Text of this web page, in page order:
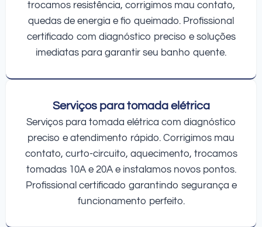
trocamos resistência, corrigimos mau contato,
quedas de energia e fio queimado. Profissional
certificado com diagnóstico preciso e soluções
imediatas para garantir seu banho quente.
Serviços para tomada elétrica
Serviços para tomada elétrica com diagnóstico
preciso e atendimento rápido. Corrigimos mau
contato, curto-circuito, aquecimento, trocamos
tomadas 10A e 20A e instalamos novos pontos.
Profissional certificado garantindo segurança e
funcionamento perfeito.